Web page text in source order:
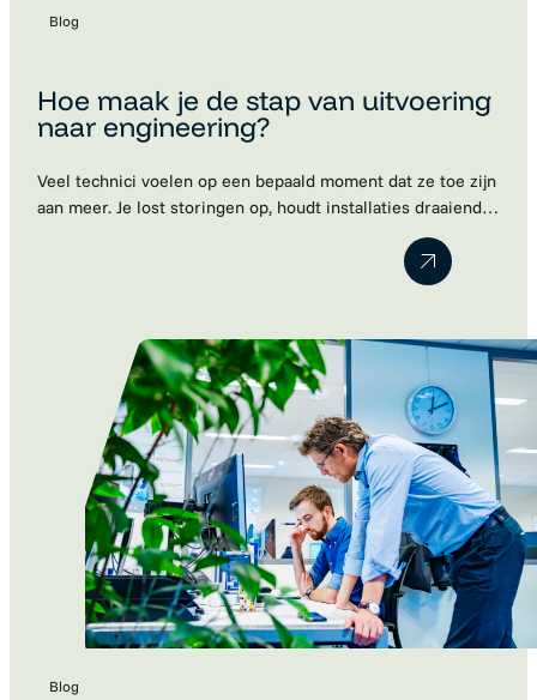
Blog
Hoe maak je de stap van uitvoering
naar engineering?
Veel technici voelen op een bepaald moment dat ze toe zijn
aan meer. Je lost storingen op, houdt installaties draaiende
en kent de techniek door en door. Maar ondertussen merk
je dat je steeds vaker meedenkt over verbeteringen,
projecten en engineering. Toch blijkt die volgende stap vaak
Blog